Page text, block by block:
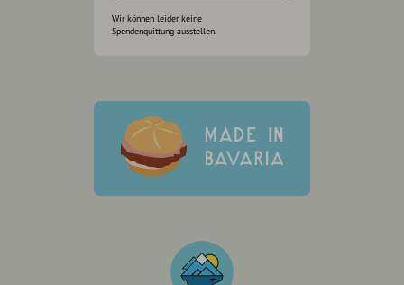
Wir können leider keine
Spendenquittung ausstellen.